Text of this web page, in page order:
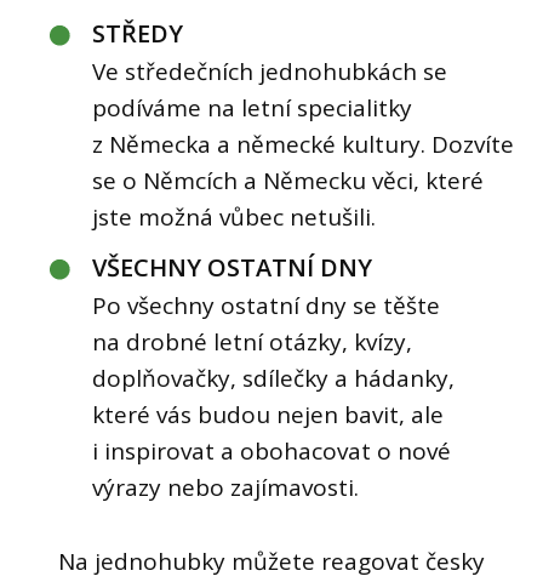
STŘEDY
Ve středečních jednohubkách se
podíváme na letní specialitky
z Německa a německé kultury. Dozvíte
se o Němcích a Německu věci, které
jste možná vůbec netušili.
VŠECHNY OSTATNÍ DNY
Po všechny ostatní dny se těšte
na drobné letní otázky, kvízy,
doplňovačky, sdílečky a hádanky,
které vás budou nejen bavit, ale
i inspirovat a obohacovat o nové
výrazy nebo zajímavosti.
Na jednohubky můžete reagovat česky